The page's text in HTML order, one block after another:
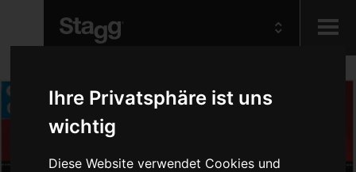
Ihre Privatsphäre ist uns
wichtig
Diese Website verwendet Cookies und